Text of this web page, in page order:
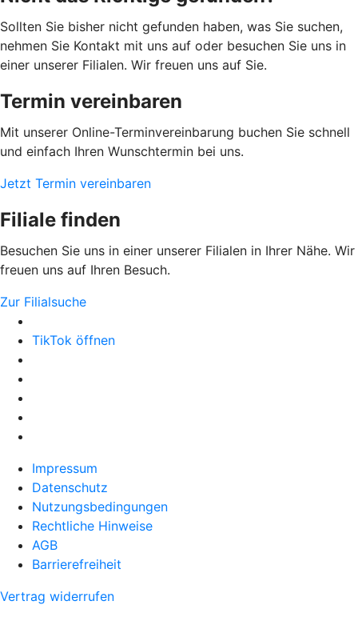
Sollten Sie bisher nicht gefunden haben, was Sie suchen,
nehmen Sie Kontakt mit uns auf oder besuchen Sie uns in
einer unserer Filialen. Wir freuen uns auf Sie.
Termin vereinbaren
Mit unserer Online-Terminvereinbarung buchen Sie schnell
und einfach Ihren Wunschtermin bei uns.
Jetzt Termin vereinbaren
Filiale finden
Besuchen Sie uns in einer unserer Filialen in Ihrer Nähe. Wir
freuen uns auf Ihren Besuch.
Zur Filialsuche
TikTok öffnen
Impressum
Datenschutz
Nutzungsbedingungen
Rechtliche Hinweise
AGB
Barrierefreiheit
Vertrag widerrufen